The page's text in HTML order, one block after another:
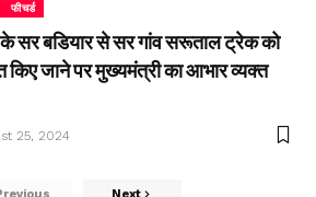
फीचर्ड
के सर बडियार से सर गांव सरूताल ट्रेक को
जाने पर मुख्यमंत्री का आभार व्यक्त
25, 2024